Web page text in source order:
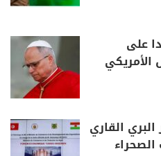
على
الأمريكي
القاري